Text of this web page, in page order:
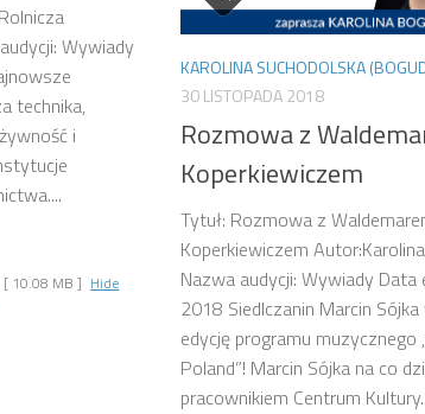
Wywiady
technika,
i
[ 10.08 MB ] Hide
KAROLINA SUCHODOLSKA
30 LISTOPADA 2018
Rozmowa z
Koperkiewiczem
Tytuł: Rozmowa z
Koperkiewiczem
Nazwa audycji: Wywiady
2018 Siedlczanin Marcin Sójka
edycję programu muzycznego
Poland”! Marcin Sójka na co
pracownikiem Centrum